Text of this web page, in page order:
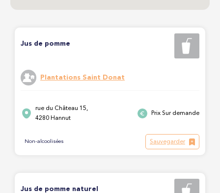
Jus de pomme
Plantations Saint Donat
rue du Château 15,
4280 Hannut
Prix Sur demande
Non-alcoolisées Sauvegarder
Jus de pomme naturel